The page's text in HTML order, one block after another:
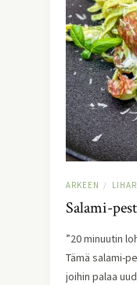
ARKEEN /
Salami-
”20 minuutin
Tämä salami-
joihin palaa